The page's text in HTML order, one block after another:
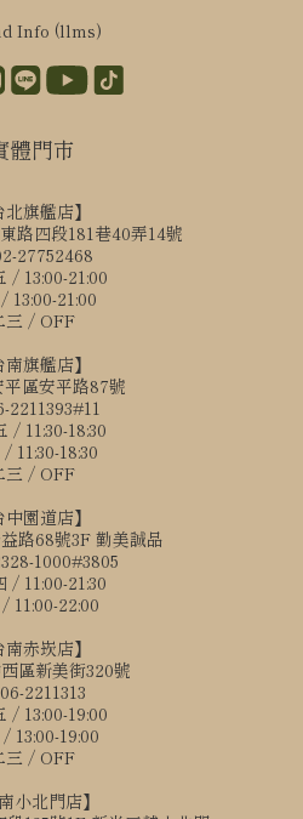
Info (llms)
體門市
北旗艦店】
路四段181巷40弄14號
27752468
/ 13:00-21:00
13:00-21:00
三 / OFF
南旗艦店】
平區安平路87號
2211393#11
/ 11:30-18:30
11:30-18:30
三 / OFF
中園道店】
路68號3F 勤美誠品
1000#3805
/ 11:00-21:30
11:00-22:00
南赤崁店】
區新美街320號
2211313
/ 13:00-19:00
13:00-19:00
三 / OFF
小北門店】